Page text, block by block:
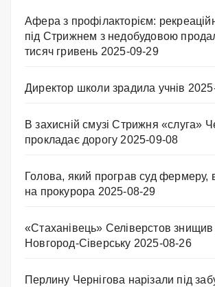
Афера з профілакторієм:
під Стрижнем з недобудовою
тисяч гривень 2025-09-29
Директор школи зрадила учнів
В захисній смузі Стрижня «слуга»
прокладає дорогу 2025-09-08
Голова, який програв суд фермеру,
на прокурора 2025-08-29
«Стаханівець» Селіверстов
Новгород-Сіверську 2025-08-26
Перлину Чернігова нарізали під